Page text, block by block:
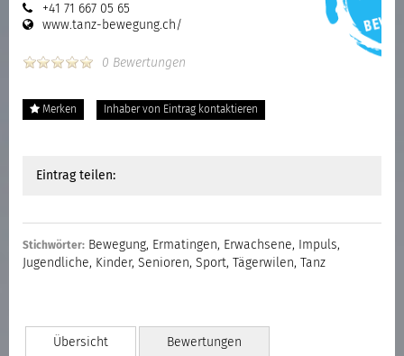
+41 71 667 05 65
www.tanz-bewegung.ch/
0 Bewertungen
Merken Inhaber von Eintrag kontaktieren
Eintrag teilen:
Stichwörter: Bewegung, Ermatingen, Erwachsene, Impuls,
Jugendliche, Kinder, Senioren, Sport, Tägerwilen, Tanz
Übersicht Bewertungen